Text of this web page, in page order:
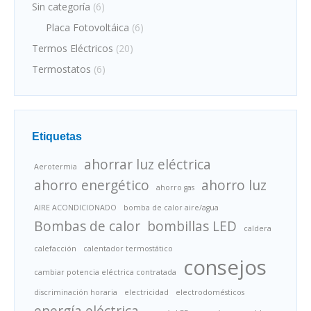
Sin categoría (6)
Placa Fotovoltáica (6)
Termos Eléctricos (20)
Termostatos (6)
Etiquetas
Aerotermia
ahorrar luz eléctrica
ahorro energético
ahorro gas ahorro luz
AIRE ACONDICIONADO bomba de calor aire/agua
Bombas de calor bombillas LED caldera
calefacción calentador termostático
cambiar potencia eléctrica contratada consejos
discriminación horaria electricidad electrodomésticos